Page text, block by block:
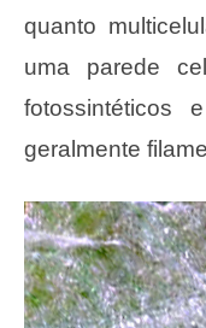
quanto
uma parede
fotossintéticos
geralmente